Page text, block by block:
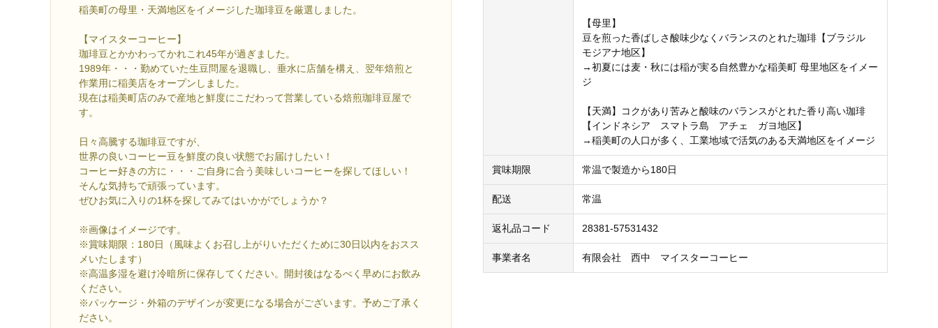
稲美町の母里・天満地区をイメージした珈琲豆を厳選しました。
【マイスターコーヒー】
珈琲豆とかかわってかれこれ45年が過ぎました。
1989年・・・勤めていた生豆問屋を退職し、垂水に店舗を構え、翌年焙煎と
作業用に稲美店をオープンしました。
現在は稲美町店のみで産地と鮮度にこだわって営業している焙煎珈琲豆屋で
す。
日々高騰する珈琲豆ですが、
世界の良いコーヒー豆を鮮度の良い状態でお届けしたい！
コーヒー好きの方に・・・ご自身に合う美味しいコーヒーを探してほしい！
そんな気持ちで頑張っています。
ぜひお気に入りの1杯を探してみてはいかがでしょうか？
※画像はイメージです。
※賞味期限：180日（風味よくお召し上がりいただくために30日以内をおスス
メいたします）
※高温多湿を避け冷暗所に保存してください。開封後はなるべく早めにお飲み
ください。
※パッケージ・外箱のデザインが変更になる場合がございます。予めご了承く
ださい。
【母里】
豆を煎った香ばしさ酸味少なくバランスのとれた珈琲【ブラジル
モジアナ地区】
→初夏には麦・秋には稲が実る自然豊かな稲美町 母里地区をイメー
ジ
【天満】コクがあり苦みと酸味のバランスがとれた香り高い珈琲
【インドネシア スマトラ島 アチェ ガヨ地区】
→稲美町の人口が多く、工業地域で活気のある天満地区をイメージ
賞味期限 常温で製造から180日
配送 常温
返礼品コード 28381-57531432
事業者名 有限会社 西中 マイスターコーヒー